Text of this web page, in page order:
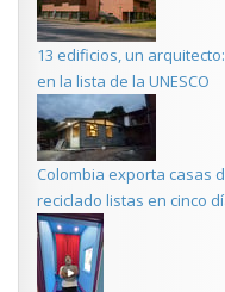
13 edificios, un
en la lista de la UNESCO
Colombia exporta casas
reciclado listas en cinco